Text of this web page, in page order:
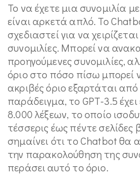
Το να έχετε μια συνομιλία
είναι αρκετά απλό. Το
σχεδιαστεί για να
συνομιλίες. Μπορεί να
προηγούμενες συνομιλίες,
όριο στο πόσο πίσω μπορεί
ακριβές όριο εξαρτάται από
παράδειγμα, το GPT-3.5
8.000 λέξεων, το οποίο
τέσσερις έως πέντε σελίδες
σημαίνει ότι το Chatbot θα
την παρακολούθηση της
περάσει αυτό το όριο.